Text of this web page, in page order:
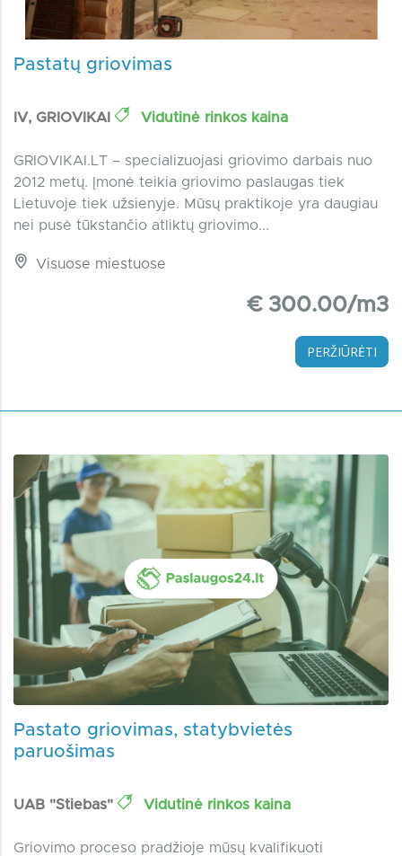
Pastatų griovimas
IV, GRIOVIKAI Vidutinė rinkos kaina
GRIOVIKAI.LT – specializuojasi griovimo darbais nuo
2012 metų. Įmonė teikia griovimo paslaugas tiek
Lietuvoje tiek užsienyje. Mūsų praktikoje yra daugiau
nei pusė tūkstančio atliktų griovimo...
Visuose miestuose
€ 300.00/m3
PERŽIŪRĖTI
Pastato griovimas, statybvietės
paruošimas
UAB "Stiebas" Vidutinė rinkos kaina
Griovimo proceso pradžioje mūsų kvalifikuoti